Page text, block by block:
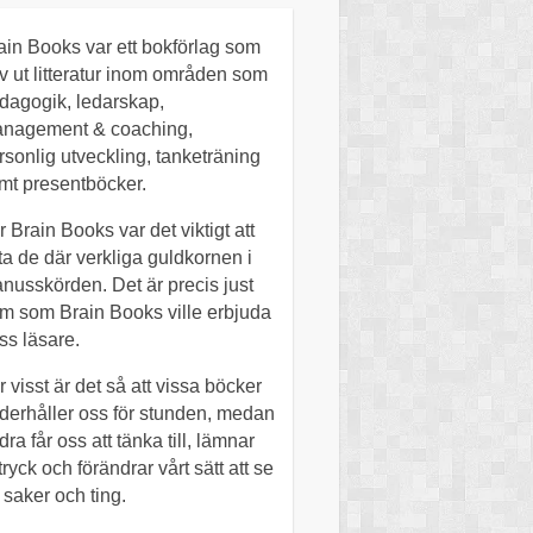
Books var ett bokförlag som
ut litteratur inom områden som
ledarskap,
& coaching,
utveckling, tanketräning
presentböcker.
Brain Books var det viktigt att
de där verkliga guldkornen i
Det är precis just
som Brain Books ville erbjuda
läsare.
visst är det så att vissa böcker
oss för stunden, medan
får oss att tänka till, lämnar
och förändrar vårt sätt att se
och ting.